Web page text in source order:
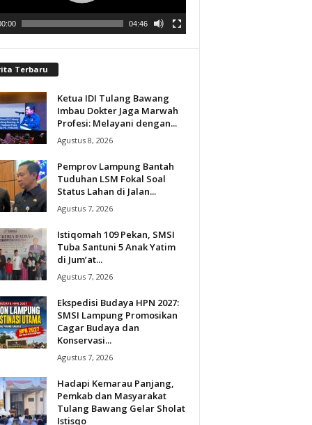
04:46
Terbaru
Ketua IDI Tulang Bawang
Imbau Dokter Jaga Marwah
Profesi: Melayani dengan...
Agustus 8, 2026
Pemprov Lampung Bantah
Tuduhan LSM Fokal Soal
Status Lahan di Jalan...
Agustus 7, 2026
Istiqomah 109 Pekan, SMSI
Tuba Santuni 5 Anak Yatim
di Jum’at...
Agustus 7, 2026
Ekspedisi Budaya HPN 2027:
SMSI Lampung Promosikan
Cagar Budaya dan
Konservasi...
Agustus 7, 2026
Hadapi Kemarau Panjang,
Pemkab dan Masyarakat
Tulang Bawang Gelar Sholat
Istisqo